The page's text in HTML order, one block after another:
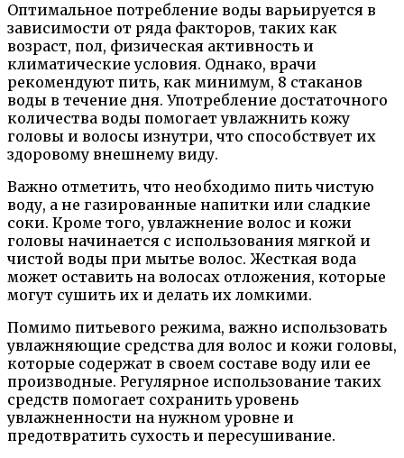
Оптимальное потребление воды варьируется в
зависимости от ряда факторов, таких как
возраст, пол, физическая активность и
климатические условия. Однако, врачи
рекомендуют пить, как минимум, 8 стаканов
воды в течение дня. Употребление достаточного
количества воды помогает увлажнить кожу
головы и волосы изнутри, что способствует их
здоровому внешнему виду.
Важно отметить, что необходимо пить чистую
воду, а не газированные напитки или сладкие
соки. Кроме того, увлажнение волос и кожи
головы начинается с использования мягкой и
чистой воды при мытье волос. Жесткая вода
может оставить на волосах отложения, которые
могут сушить их и делать их ломкими.
Помимо питьевого режима, важно использовать
увлажняющие средства для волос и кожи головы,
которые содержат в своем составе воду или ее
производные. Регулярное использование таких
средств помогает сохранить уровень
увлажненности на нужном уровне и
предотвратить сухость и пересушивание.